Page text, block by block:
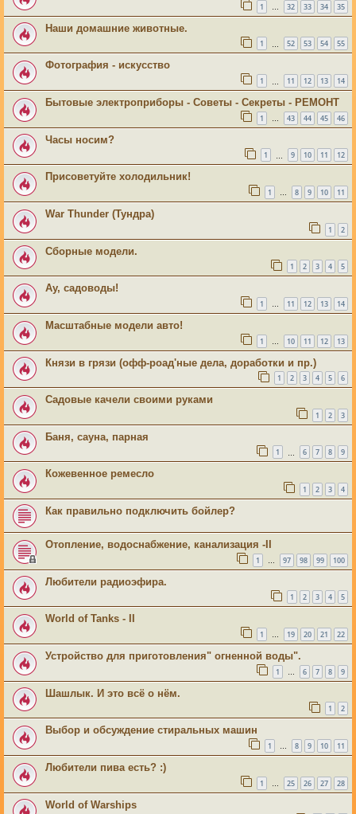
1 … 32 33 34 35
Наши домашние животные.
1 52 53 54 55
Фотография - искусство
1 11 12 13 14
Бытовые электроприборы - Советы - Секреты - РЕМОНТ
1 … 43 44 45 46
Часы носим?
1 9 10 11 12
Присоветуйте холодильник!
1 … 8 9 10 11
War Thunder (Тундра)
1 2
Сборные модели.
1 2 3 4 5
Ау, садоводы!
1 … 11 12 13 14
Масштабные модели авто!
1 10 11 12 13
Князи в грязи (офф-роад'ные дела, доработки и пр.)
1 2 3 4 5 6
Садовые качели своими руками
1 2 3
Баня, сауна, парная
1 6 7 8 9
Кожевенное ремесло
1 2 3 4
Как правильно подключить бойлер?
Отопление, водоснабжение, канализация -II
1 … 97 98 99 100
Любители радиоэфира.
1 2 3 4 5
World of Tanks - II
1 … 19 20 21 22
Устройство для приготовления" огненной воды".
1 … 6 7 8 9
Шашлык. И это всё о нём.
1 2
Выбор и обсуждение стиральных машин
1 … 8 9 10 11
Любители пива есть? :)
1 … 25 26 27 28
World of Warships